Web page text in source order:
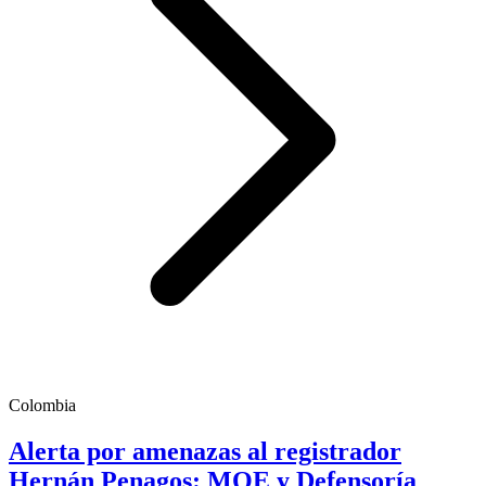
Colombia
Alerta por amenazas al registrador